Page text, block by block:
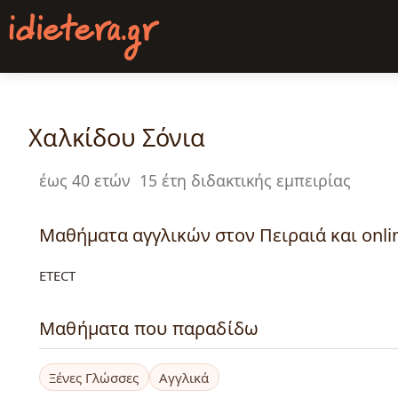
Παράκαμψη
προς
κυρίως
Χαλκίδου Σόνια
έως 40 ετών 15 έτη διδακτικής εμπειρίας
Μαθήματα αγγλικών στον Πειραιά και
ETECT
Μαθήματα που παραδίδω
Ξένες Γλώσσες Αγγλικά